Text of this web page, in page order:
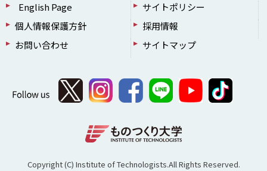
English Page
サイトポリシー
個人情報保護方針
採用情報
お問い合わせ
サイトマップ
Copyright (C) Institute of Technologists.All Rights Reserved.